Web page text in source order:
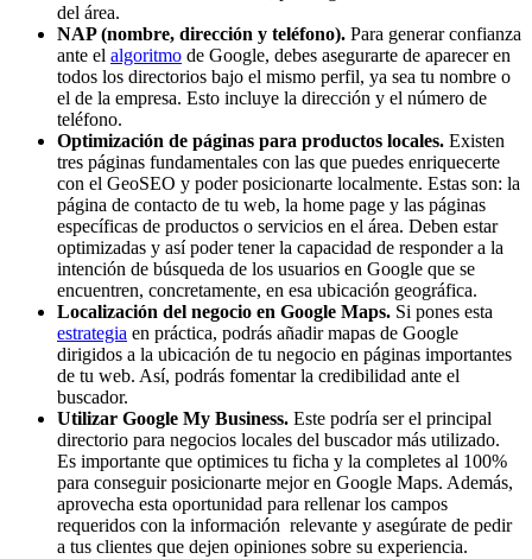
del área.
NAP (nombre, dirección y teléfono). Para generar confianza
ante el algoritmo de Google, debes asegurarte de aparecer en
todos los directorios bajo el mismo perfil, ya sea tu nombre o
el de la empresa. Esto incluye la dirección y el número de
teléfono.
Optimización de páginas para productos locales. Existen
tres páginas fundamentales con las que puedes enriquecerte
con el GeoSEO y poder posicionarte localmente. Estas son: la
página de contacto de tu web, la home page y las páginas
específicas de productos o servicios en el área. Deben estar
optimizadas y así poder tener la capacidad de responder a la
intención de búsqueda de los usuarios en Google que se
encuentren, concretamente, en esa ubicación geográfica.
Localización del negocio en Google Maps. Si pones esta
estrategia en práctica, podrás añadir mapas de Google
dirigidos a la ubicación de tu negocio en páginas importantes
de tu web. Así, podrás fomentar la credibilidad ante el
buscador.
Utilizar Google My Business. Este podría ser el principal
directorio para negocios locales del buscador más utilizado.
Es importante que optimices tu ficha y la completes al 100%
para conseguir posicionarte mejor en Google Maps. Además,
aprovecha esta oportunidad para rellenar los campos
requeridos con la información relevante y asegúrate de pedir
a tus clientes que dejen opiniones sobre su experiencia.